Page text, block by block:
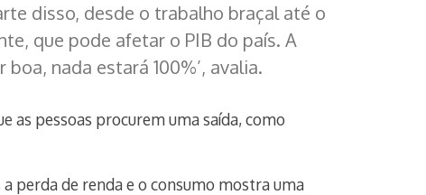
disso, desde o trabalho braçal até o
que pode afetar o PIB do país. A
nada estará 100%’, avalia.
as pessoas procurem uma saída, como
perda de renda e o consumo mostra uma